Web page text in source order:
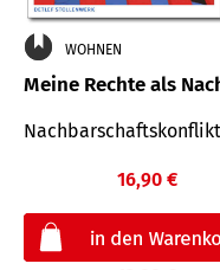
WOHNEN
Meine Rechte als
16,90 €